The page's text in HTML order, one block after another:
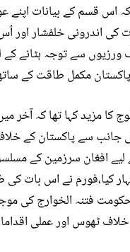
کہ اس قسم کے بیانات اپنے
کی اندرونی خلفشار اور
سے توجہ ہٹانے کے
مکمل طاقت کے
کا مزید کہا تھا کہ آخر
جانب سے پاکستان کے
لیے افغان سرزمین کے
کیا،فورم نے اس بات کی
فتنہ الخوارج کی
ٹھوس اور عملی